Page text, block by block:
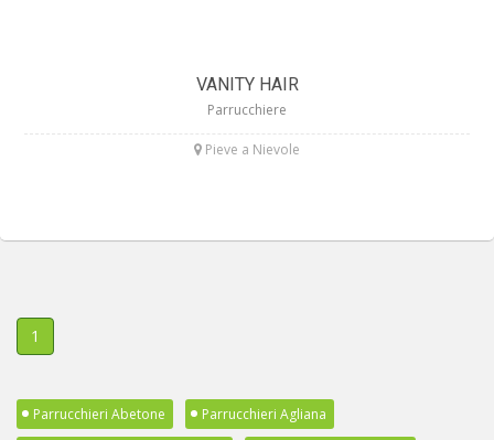
VANITY HAIR
Parrucchiere
Pieve a Nievole
1
Parrucchieri Abetone
Parrucchieri Agliana